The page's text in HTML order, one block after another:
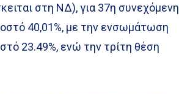
στη ΝΔ), για 37η συνεχόμενη
40,01%, με την ενσωμάτωση
23.49%, ενώ την τρίτη θέση